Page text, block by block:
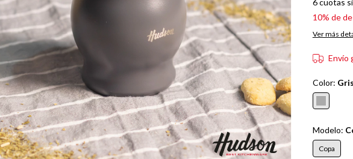
6cuotas
10% de
Ver más
Envío
Color: Gris
Modelo:
Copa